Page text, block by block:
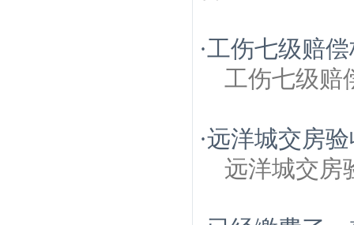
·工伤七级赔
工伤七级赔
·远洋城交房
远洋城交房